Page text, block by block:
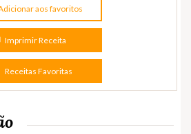
aos favoritos
Imprimir Receita
Receitas Favoritas